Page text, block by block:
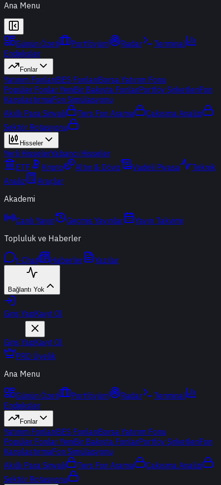
Ana Menu
Günün Özeti Portföyüm Radar
Terminal
Endeksler
Fonlar
Yatırım FonlarıBES FonlarıBorsa Yatırım Fonu
Popüler Fonlar YeniBir Bakışta FonlarPortföy ŞirketleriFon
KarşılaştırmaFon Simülasyonu
Akıllı Para Sinyali
Ters Fon Arama
Çakışma Analizi
Sektör Rotasyonu
Hisseler
Yerli HisselerYabancı Hisseler
ETF
Kripto Altın & Döviz Vadeli Piyasa
Teknik
Analiz
Araçlar
Akademi
Canlı Yayın Geçmiş Yayınlar
Yayın Takvimi
Topluluk ve Haberler
t-Chat Haberler Yazılar
Bağlantı Yok
Giriş YapKayıt Ol
Giriş YapKayıt Ol
PRO Üyelik
Ana Menu
Günün Özeti Portföyüm Radar
Terminal
Endeksler
Fonlar
Yatırım FonlarıBES FonlarıBorsa Yatırım Fonu
Popüler Fonlar YeniBir Bakışta FonlarPortföy ŞirketleriFon
KarşılaştırmaFon Simülasyonu
Akıllı Para Sinyali
Ters Fon Arama
Çakışma Analizi
Sektör Rotasyonu